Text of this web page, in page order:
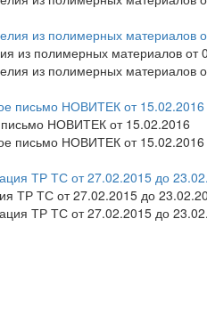
из полимерных материалов от
письмо НОВИТЕК от 15.02.2016
ТР ТС от 27.02.2015 до